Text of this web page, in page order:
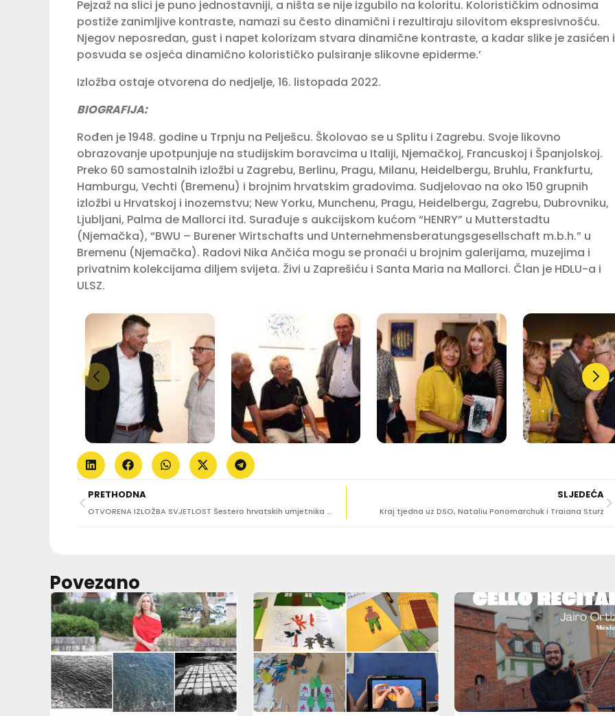
Pejzaž na slici je puno jednostavniji, a ništa se nije izgubilo na koloritu. Kolorističkim odnosima
postiže zanimljive kontraste, namazi su često dinamični i rezultiraju silovitom ekspresivnošću.
Njegov neposredan, gust i napet kolorizam stvara dinamične kontraste, a kadar slike je zasićen i
posvuda se osjeća dinamično kolorističko pulsiranje slikovne epiderme.’
Izložba ostaje otvorena do nedjelje, 16. listopada 2022.
BIOGRAFIJA:
Rođen je 1948. godine u Trpnju na Pelješcu. Školovao se u Splitu i Zagrebu. Svoje likovno
obrazovanje upotpunjuje na studijskim boravcima u Italiji, Njemačkoj, Francuskoj i Španjolskoj.
Preko 60 samostalnih izložbi u Zagrebu, Berlinu, Pragu, Milanu, Heidelbergu, Bruhlu, Frankfurtu,
Hamburgu, Vechti (Bremenu) i brojnim hrvatskim gradovima. Sudjelovao na oko 150 grupnih
izložbi u Hrvatskoj i inozemstvu; New Yorku, Munchenu, Pragu, Heidelbergu, Zagrebu, Dubrovniku,
Ljubljani, Palma de Mallorci itd. Surađuje s aukcijskom kućom “HENRY” u Mutterstadtu
(Njemačka), “BWU – Burener Wirtschafts und Unternehmensberatungsgesellschaft m.b.h.” u
Bremenu (Njemačka). Radovi Nika Ančića mogu se pronaći u brojnim galerijama, muzejima i
privatnim kolekcijama diljem svijeta. Živi u Zaprešiću i Santa Maria na Mallorci. Član je HDLU-a i
ULSZ.
PRETHODNA
OTVORENA IZLOŽBA SVJETLOST Šestero hrvatskih umjetnika svoje radove iz Seula predstavili dubrovačkoj publici
SLJEDEĆA
Kraj tjedna uz DSO, Nataliu Ponomarchuk i Traiana Sturz
Povezano